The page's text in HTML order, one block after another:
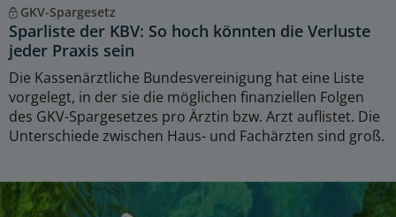
GKV-Spargesetz
Sparliste der KBV: So hoch könnten die Verluste
jeder Praxis sein
Die Kassenärztliche Bundesvereinigung hat eine Liste
vorgelegt, in der sie die möglichen finanziellen Folgen
des GKV-Spargesetzes pro Ärztin bzw. Arzt auflistet. Die
Unterschiede zwischen Haus- und Fachärzten sind groß.